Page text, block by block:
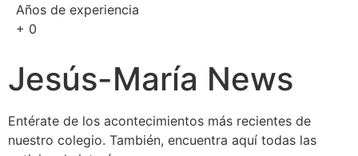
Años de experiencia
+ 0
Jesús-María News
Entérate de los acontecimientos más recientes de
nuestro colegio. También, encuentra aquí todas las